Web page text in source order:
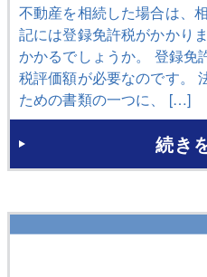
不動産を相続した場合は、
記には登録免許税がかかり
かかるでしょうか。 登録免
税評価額が必要なのです。
ための書類の一つに、 […]
続き